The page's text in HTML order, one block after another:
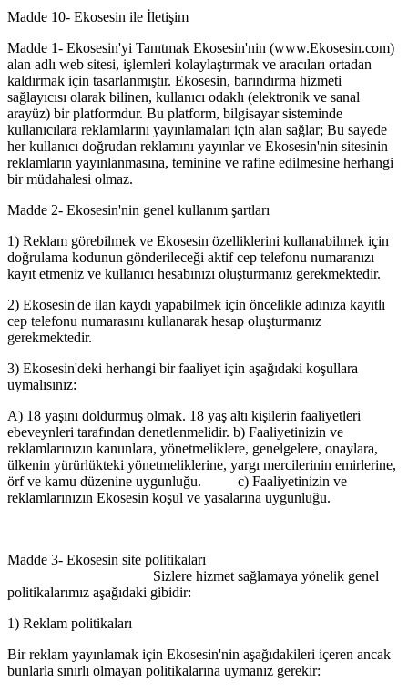
Madde 10- Ekosesin ile İletişim
Madde 1- Ekosesin'yi Tanıtmak Ekosesin'nin (www.Ekosesin.com)
alan adlı web sitesi, işlemleri kolaylaştırmak ve aracıları ortadan
kaldırmak için tasarlanmıştır. Ekosesin, barındırma hizmeti
sağlayıcısı olarak bilinen, kullanıcı odaklı (elektronik ve sanal
arayüz) bir platformdur. Bu platform, bilgisayar sisteminde
kullanıcılara reklamlarını yayınlamaları için alan sağlar; Bu sayede
her kullanıcı doğrudan reklamını yayınlar ve Ekosesin'nin sitesinin
reklamların yayınlanmasına, teminine ve rafine edilmesine herhangi
bir müdahalesi olmaz.
Madde 2- Ekosesin'nin genel kullanım şartları
1) Reklam görebilmek ve Ekosesin özelliklerini kullanabilmek için
doğrulama kodunun gönderileceği aktif cep telefonu numaranızı
kayıt etmeniz ve kullanıcı hesabınızı oluşturmanız gerekmektedir.
2) Ekosesin'de ilan kaydı yapabilmek için öncelikle adınıza kayıtlı
cep telefonu numarasını kullanarak hesap oluşturmanız
gerekmektedir.
3) Ekosesin'deki herhangi bir faaliyet için aşağıdaki koşullara
uymalısınız:
A) 18 yaşını doldurmuş olmak. 18 yaş altı kişilerin faaliyetleri
ebeveynleri tarafından denetlenmelidir. b) Faaliyetinizin ve
reklamlarınızın kanunlara, yönetmeliklere, genelgelere, onaylara,
ülkenin yürürlükteki yönetmeliklerine, yargı mercilerinin emirlerine,
örf ve kamu düzenine uygunluğu. c) Faaliyetinizin ve
reklamlarınızın Ekosesin koşul ve yasalarına uygunluğu.
Madde 3- Ekosesin site politikaları
Sizlere hizmet sağlamaya yönelik genel
politikalarımız aşağıdaki gibidir:
1) Reklam politikaları
Bir reklam yayınlamak için Ekosesin'nin aşağıdakileri içeren ancak
bunlarla sınırlı olmayan politikalarına uymanız gerekir: